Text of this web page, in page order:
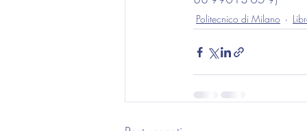
Politecnico di Milano